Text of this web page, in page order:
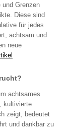
Grenzen
Diese sind
für jedes
achtsam und
neue
achtsames
kultivierte
zeigt, bedeutet
und dankbar zu